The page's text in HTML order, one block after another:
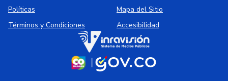
Políticas
Mapa del Sitio
Términos y Condiciones
Accesibilidad